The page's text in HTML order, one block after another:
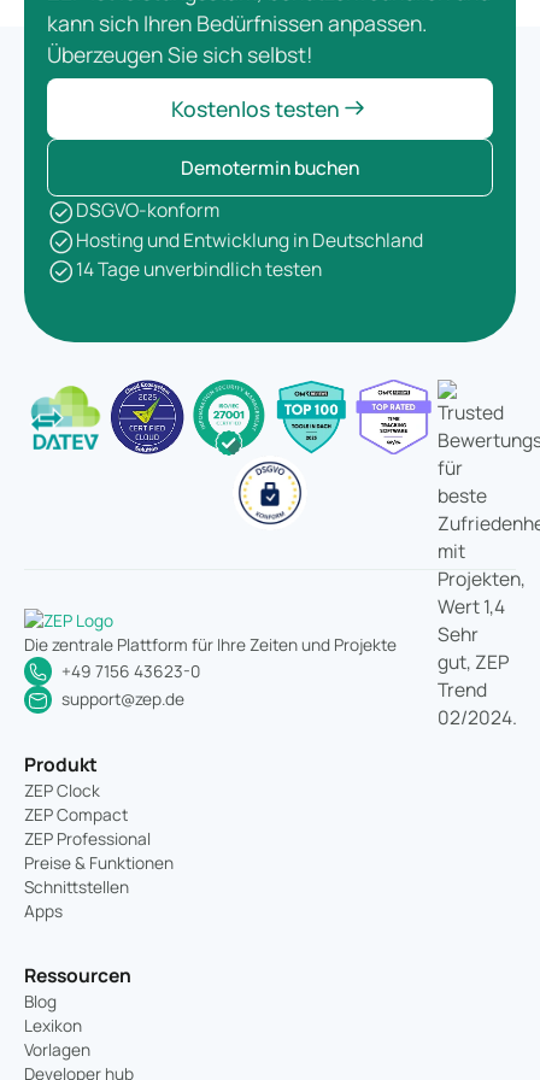
kann sich Ihren Bedürfnissen anpassen.
Überzeugen Sie sich selbst!
Kostenlos testen
Demotermin buchen
DSGVO-konform
Hosting und Entwicklung in Deutschland
14 Tage unverbindlich testen
Die zentrale Plattform für Ihre Zeiten und Projekte
+49 7156 43623-0
support@zep.de
Produkt
ZEP Clock
ZEP Compact
ZEP Professional
Preise & Funktionen
Schnittstellen
Apps
Ressourcen
Blog
Lexikon
Vorlagen
Developer hub